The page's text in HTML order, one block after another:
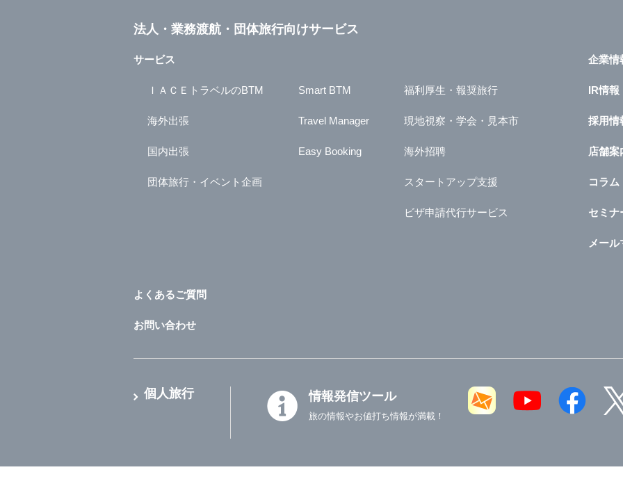
法人・業務渡航・団体旅行向けサービス
サービス
ＩＡＣＥトラベルのBTM
海外出張
国内出張
団体旅行・イベント企画
Smart BTM
Travel Manager
Easy Booking
福利厚生・報奨旅行
現地視察・学会・見本市
海外招聘
スタートアップ支援
ビザ申請代行サービス
企業情
IR情報
採用情
店舗案
コラム
セミナ
メー
よくあるご質問
お問い合わせ
個人旅行 情報発信ツール
旅の情報やお値打ち情報が満載！